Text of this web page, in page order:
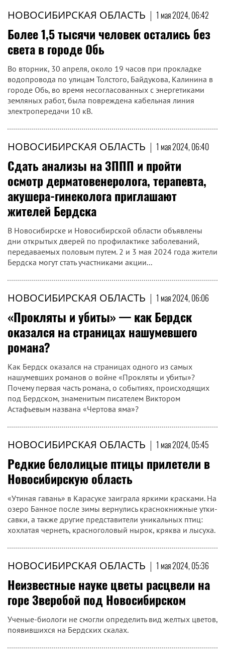
НОВОСИБИРСКАЯ ОБЛАСТЬ | 1 мая 2024, 06:42
Более 1,5 тысячи человек остались без
света в городе Обь
Во вторник, 30 апреля, около 19 часов при прокладке
водопровода по улицам Толстого, Байдукова, Калинина в
городе Обь, во время несогласованных с энергетиками
земляных работ, была повреждена кабельная линия
электропередачи 10 кВ.
НОВОСИБИРСКАЯ ОБЛАСТЬ | 1 мая 2024, 06:40
Сдать анализы на ЗППП и пройти
осмотр дерматовенеролога, терапевта,
акушера-гинеколога приглашают
жителей Бердска
В Новосибирске и Новосибирской области объявлены
дни открытых дверей по профилактике заболеваний,
передаваемых половым путем. 2 и 3 мая 2024 года жители
Бердска могут стать участниками акции...
НОВОСИБИРСКАЯ ОБЛАСТЬ | 1 мая 2024, 06:06
«Прокляты и убиты» — как Бердск
оказался на страницах нашумевшего
романа?
Как Бердск оказался на страницах одного из самых
нашумевших романов о войне «Прокляты и убиты»?
Почему первая часть романа, о событиях, происходящих
под Бердском, знаменитым писателем Виктором
Астафьевым названа «Чертова яма»?
НОВОСИБИРСКАЯ ОБЛАСТЬ | 1 мая 2024, 05:45
Редкие белолицые птицы прилетели в
Новосибирскую область
«Утиная гавань» в Карасуке заиграла яркими красками. На
озеро Банное после зимы вернулись краснокнижные утки-
савки, а также другие представители уникальных птиц:
хохлатая чернеть, красноголовый нырок, кряква и лысуха.
НОВОСИБИРСКАЯ ОБЛАСТЬ | 1 мая 2024, 05:36
Неизвестные науке цветы расцвели на
горе Зверобой под Новосибирском
Ученые-биологи не смогли определить вид желтых цветов,
появившихся на Бердских скалах.